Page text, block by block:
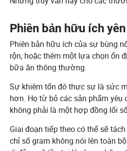
Phiên bản hữu ích
Phiên bản hữu ích của sự bùng
rộn, hoặc thêm một lựa chọn ổn
bữa ăn thông thường.
Sự khiêm tốn đó thực sự là sức
hơn. Họ từ bỏ các sản phẩm
không phải là một hợp đồng lối
Giai đoạn tiếp theo có thể sẽ
chỉ số gram không nói lên toàn